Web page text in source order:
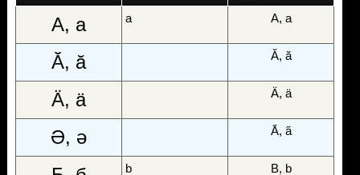
А, а a A, a
Ӑ, ӑ Ă, ă
Ӓ, ӓ Ä, ä
Ә, ә A̋, a̋
b B, b